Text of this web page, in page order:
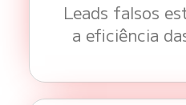
Leads falsos
a eficiência